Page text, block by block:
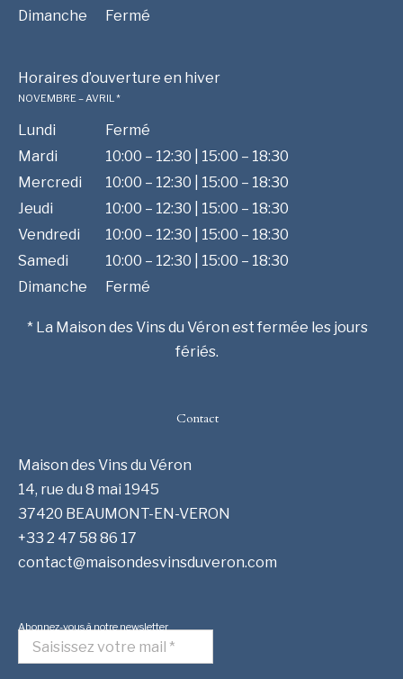
Dimanche
Fermé
Horaires d’ouverture en hiver
NOVEMBRE – AVRIL *
Lundi
Mardi
Mercredi
Jeudi
Vendredi
Samedi
Dimanche
Fermé
10:00 – 12:30 | 15:00 – 18:30
10:00 – 12:30 | 15:00 – 18:30
10:00 – 12:30 | 15:00 – 18:30
10:00 – 12:30 | 15:00 – 18:30
10:00 – 12:30 | 15:00 – 18:30
Fermé
* La Maison des Vins du Véron est fermée les jours
fériés.
Contact
Maison des Vins du Véron
14, rue du 8 mai 1945
37420 BEAUMONT-EN-VERON
+33 2 47 58 86 17
contact@maisondesvinsduveron.com
Abonnez-vous à notre newsletter